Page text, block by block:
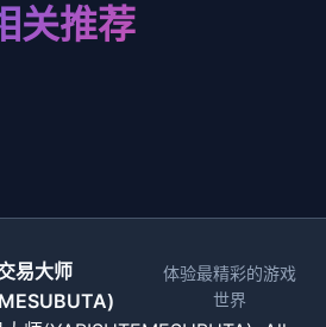
关推荐
易大师
体验最精彩的游戏
世界